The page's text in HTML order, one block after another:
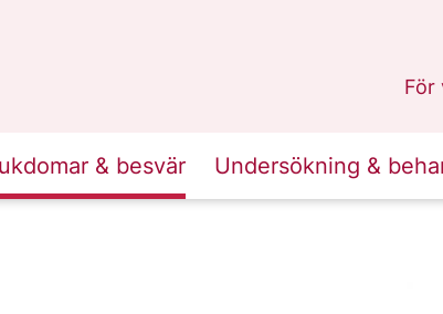
För
& besvär Undersökning &